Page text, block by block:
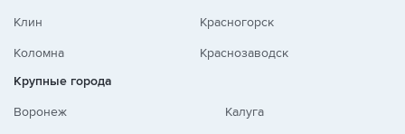
Клин
Коломна
Красногорск
Краснозаводск
Крупные города
Воронеж
Калуга